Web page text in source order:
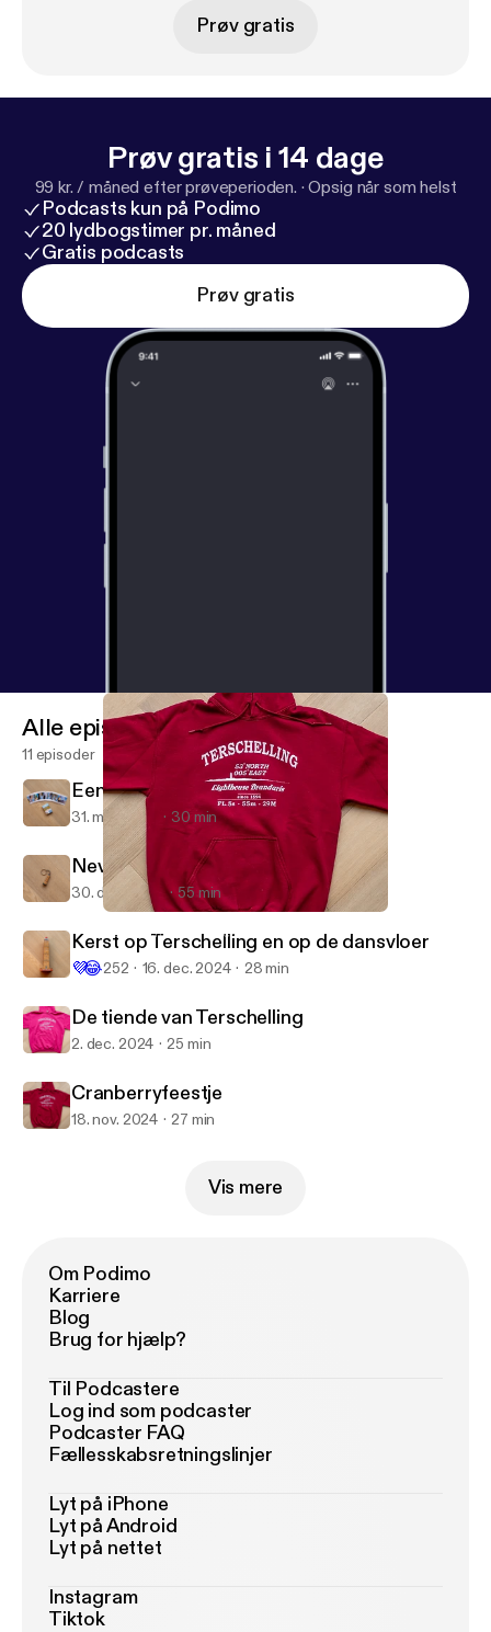
Prøv gratis
Prøv gratis i 14 dage
99 kr. / måned efter prøveperioden. ·Opsig når som helst
Podcasts kun på Podimo
20 lydbogstimer pr. måned
Gratis podcasts
Prøv gratis
De Terschelling Podcast
Alle episoder
11 episoder
Een Terschellinger toegift
31. mar. 2025 30 min
Nevenactiviteiten
30. dec. 2024 55 min
Kerst op Terschelling en op de dansvloer
💜😂252 16. dec. 2024 28 min
De tiende van Terschelling
2. dec. 2024 25 min
Cranberryfeestje
18. nov. 2024 27 min
Vis mere
Om Podimo
Karriere
Blog
Brug for hjælp?
Til Podcastere
Log ind som podcaster
Podcaster FAQ
Fællesskabsretningslinjer
Lyt på iPhone
Lyt på Android
Lyt på nettet
Instagram
Tiktok